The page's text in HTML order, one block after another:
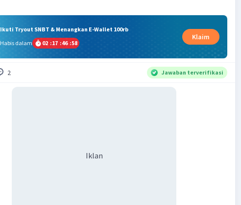
Ikuti Tryout SNBT & Menangkan E-Wallet 100rb
Habis dalam
02 :17 :46 :57
Klaim
2 Jawaban terverifikasi
Iklan